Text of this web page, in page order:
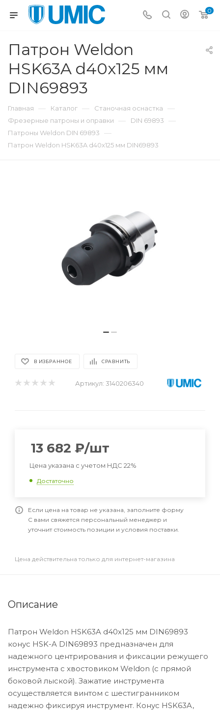
0
Патрон Weldon
HSK63A d40x125 мм
DIN69893
Главная — Каталог — Станочная оснастка —
Фрезерные патроны и оправки — DIN 69893 —
Патроны Weldon DIN 69893 —
Патрон Weldon HSK63A d40x125 мм DIN69893
В ИЗБРАННОЕ СРАВНИТЬ
Артикул: 3140206340
13 682 ₽/шт
Цена указана с учетом НДС 22%
Достаточно
Если цена на товар не указана, заполните форму
С вами свяжется персональный менеджер и
уточнит стоимость позиции и условия поставки.
Цена действительна только для интернет-магазина
Описание
Патрон Weldon HSK63A d40x125 мм DIN69893
конус HSK-A DIN69893 предназначен для
надежного центрирования и фиксации режущего
инструмента с хвостовиком Weldon (с прямой
боковой лыской). Зажатие инструмента
осуществляется винтом с шестигранником
надежно фиксируя инструмент. Конус HSK63A,